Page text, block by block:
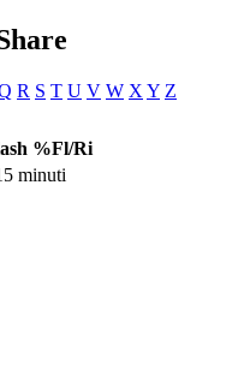
R S T U V W X Y Z
%Fl/Ri
minuti